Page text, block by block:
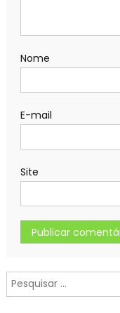
Nome
E-mail
Site
Pesquisar
por: